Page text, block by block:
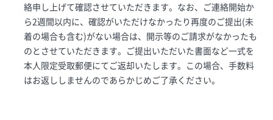
絡申し上げて確認させていただきます。なお、ご連絡開始か
ら2週間以内に、確認がいただけなかったり再度のご提出(未
着の場合も含む)がない場合は、開示等のご請求がなかったも
のとさせていただきます。ご提出いただいた書面など一式を
本人限定受取郵便にてご返却いたします。この場合、手数料
はお返ししませんのであらかじめご了承ください。